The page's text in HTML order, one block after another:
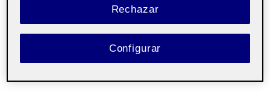
Rechazar
Configurar